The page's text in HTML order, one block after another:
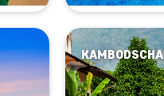
KAMBODSCHA